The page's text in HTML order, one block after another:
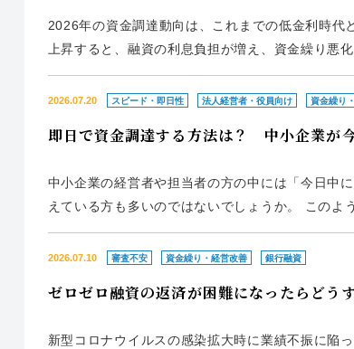
2026年の資金調達動向は、これまでの低金利時
上昇すると、融資の利息負担が増え、資金繰り悪
調達動向や金利上昇による影響、中小企業が取る
グ」について解説しま...
2026.07.20 スピード・即日性 法人経営者・役員向け 資金繰り
即日で資金調達する方法は？ 中小企業が
中小企業の経営者や担当者の方の中には「今日中
えている方も多いのではないでしょうか。 このよ
代表的な資金調達方法である銀行融資は審査に時
本記事では、中小...
2026.07.10 審査不安 資金繰り・経営改善 銀行融資
ゼロゼロ融資の返済が困難になったらど
新型コロナウイルスの感染拡大時に業績不振に陥